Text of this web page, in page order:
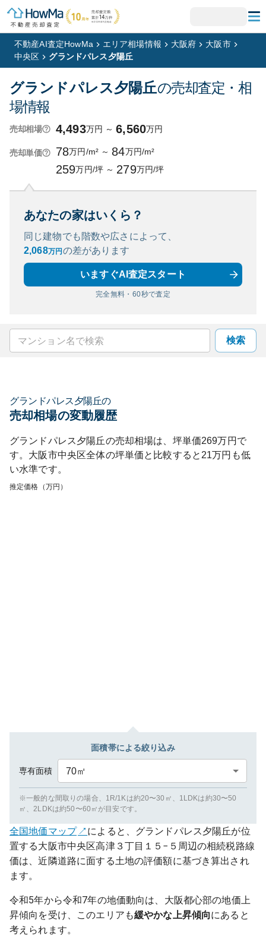
不動産AI査定HowMa エリア相場情報 大阪府
大阪市
中央区
グランドパレス夕陽丘
グランドパレス夕陽丘の売却査定・相
場情報
売却相場 4,493万円 ～ 6,560万円
売却単価 78万円/m² ～ 84万円/m²
259万円/坪 ～ 279万円/坪
あなたの家はいくら？
同じ建物でも階数や広さによって、
2,068万円 の差があります
いますぐAI査定スタート
完全無料・60秒で査定
検索
グランドパレス夕陽丘の
売却相場の変動履歴
グランドパレス夕陽丘の売却相場は、坪単価269万円で
す。 大阪市中央区全体の坪単価と比較すると 21万円も低
い水準です。
推定価格（万円）
面積帯による絞り込み
専有面積 70㎡
※一般的な間取りの場合、1R/1Kは約20〜30㎡、1LDKは約30〜50
㎡、2LDKは約50〜60㎡が目安です。
全国地価マップ
によると、グランドパレス夕陽丘が位
置する大阪市中央区高津３丁目１５−５周辺の相続税路線
価は、近隣道路に面する土地の評価額に基づき算出され
ます。
令和5年から令和7年の地価動向は、大阪都心部の地価上
昇傾向を受け、このエリアも緩やかな上昇傾向にあると
考えられます。